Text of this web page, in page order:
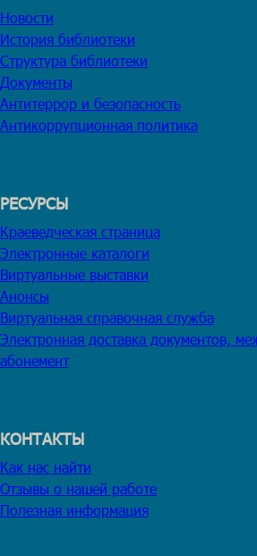
Новости
История библиотеки
Структура библиотеки
Документы
Антитеррор и безопасность
Антикоррупционная политика
РЕСУРСЫ
Краеведческая страница
Электронные каталоги
Виртуальные выставки
Анонсы
Виртуальная справочная служба
Электронная доставка документов,
абонемент
КОНТАКТЫ
Как нас найти
Отзывы о нашей работе
Полезная информация